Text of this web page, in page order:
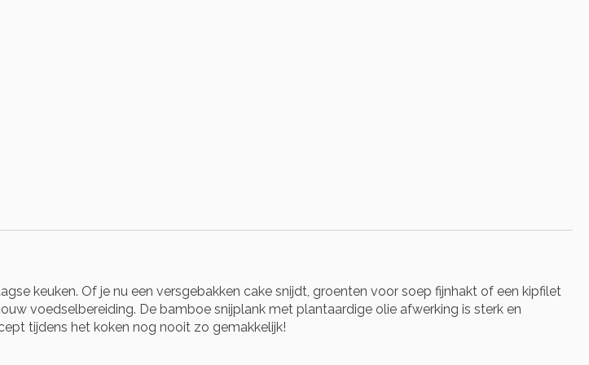
keuken. Of je nu een versgebakken cake snijdt, groenten voor soep fijnhakt of een kipfilet
voedselbereiding. De bamboe snijplank met plantaardige olie afwerking is sterk en
tijdens het koken nog nooit zo gemakkelijk!